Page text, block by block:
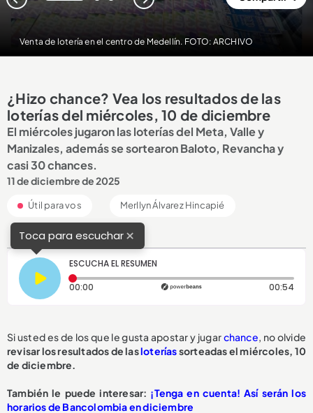
Venta de lotería en el centro de Medellín. FOTO: ARCHIVO
¿Hizo chance? Vea los resultados de las
loterías del miércoles, 10 de diciembre
El miércoles jugaron las loterías del Meta, Valle y
Manizales, además se sortearon Baloto, Revancha y
casi 30 chances.
11 de diciembre de 2025
Útil para vos Merllyn Álvarez Hincapié
Toca para escuchar×
ESCUCHA EL RESUMEN
00:00 Tiempo transcurrido: 0 segundos 00:54
Si usted es de los que le gusta apostar y jugarchance, no olvide
revisar los resultados de lasloteríassorteadas el miércoles, 10
de diciembre.
También le puede interesar: ¡Tenga en cuenta! Así serán los
horarios de Bancolombia en diciembre